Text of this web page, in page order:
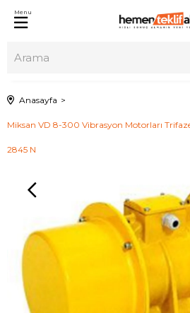
Menu
Anasayfa
Miksan VD 8-300 Vibrasyon Motorları
2845 N